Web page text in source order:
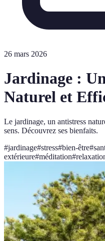
26 mars 2026
Jardinage :
Naturel et
Le jardinage, un antistress
sens. Découvrez ses bienfaits.
#jardinage#stress#bien-être#
extérieure#méditation#